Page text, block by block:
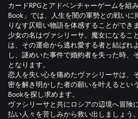
カードRPGとアドベンチャーゲームを組
Book」では、人生を闇の軍勢との戦いに
りなす仄暗い物語を体感することができま
少女の名はヴァシリーサ。魔女になるこ
は、その運命から逃れ愛する者と結ばれ
し、謎めいた事件で婚約者を失った時、
となります。
恋人を失い心を痛めたヴァシリーサは、
密を解き明かした者の願いを叶えるとい
Bookを探し求めます。
ヴァシリーサと共にロシアの辺境へ冒険
払い人々を苦しみから救い出しましょう。